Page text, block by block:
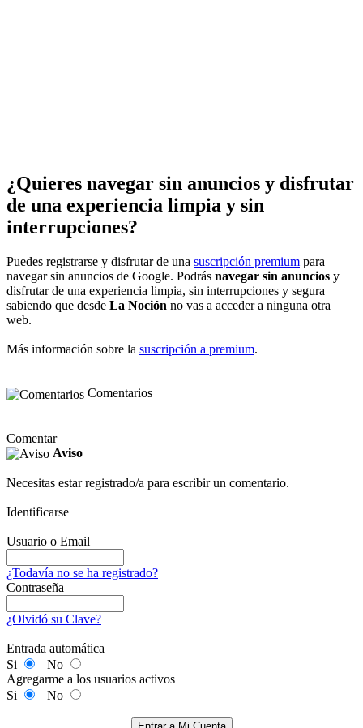
¿Quieres navegar sin anuncios y disfrutar
de una experiencia limpia y sin
interrupciones?
Puedes registrarse y disfrutar de una suscripción premium para
navegar sin anuncios de Google. Podrás navegar sin anuncios y
disfrutar de una experiencia limpia, sin interrupciones y segura
sabiendo que desde La Noción no vas a acceder a ninguna otra
web.
Más información sobre la suscripción a premium.
Comentarios
Comentar
Aviso
Necesitas estar registrado/a para escribir un comentario.
Identificarse
Usuario o Email
¿Todavía no se ha registrado?
Contraseña
¿Olvidó su Clave?
Entrada automática
Si
No
Agregarme a los usuarios activos
Si
No